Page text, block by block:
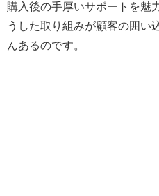
購入後の手厚いサポートを魅
うした取り組みが顧客の囲い
んあるのです。